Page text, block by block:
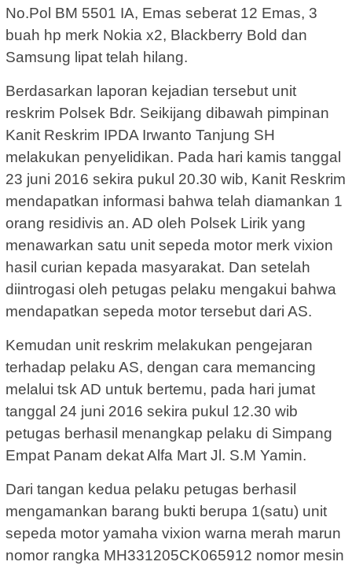
No.Pol BM 5501 IA, Emas seberat 12 Emas, 3
buah hp merk Nokia x2, Blackberry Bold dan
Samsung lipat telah hilang.
Berdasarkan laporan kejadian tersebut unit
reskrim Polsek Bdr. Seikijang dibawah pimpinan
Kanit Reskrim IPDA Irwanto Tanjung SH
melakukan penyelidikan. Pada hari kamis tanggal
23 juni 2016 sekira pukul 20.30 wib, Kanit Reskrim
mendapatkan informasi bahwa telah diamankan 1
orang residivis an. AD oleh Polsek Lirik yang
menawarkan satu unit sepeda motor merk vixion
hasil curian kepada masyarakat. Dan setelah
diintrogasi oleh petugas pelaku mengakui bahwa
mendapatkan sepeda motor tersebut dari AS.
Kemudan unit reskrim melakukan pengejaran
terhadap pelaku AS, dengan cara memancing
melalui tsk AD untuk bertemu, pada hari jumat
tanggal 24 juni 2016 sekira pukul 12.30 wib
petugas berhasil menangkap pelaku di Simpang
Empat Panam dekat Alfa Mart Jl. S.M Yamin.
Dari tangan kedua pelaku petugas berhasil
mengamankan barang bukti berupa 1(satu) unit
sepeda motor yamaha vixion warna merah marun
nomor rangka MH331205CK065912 nomor mesin